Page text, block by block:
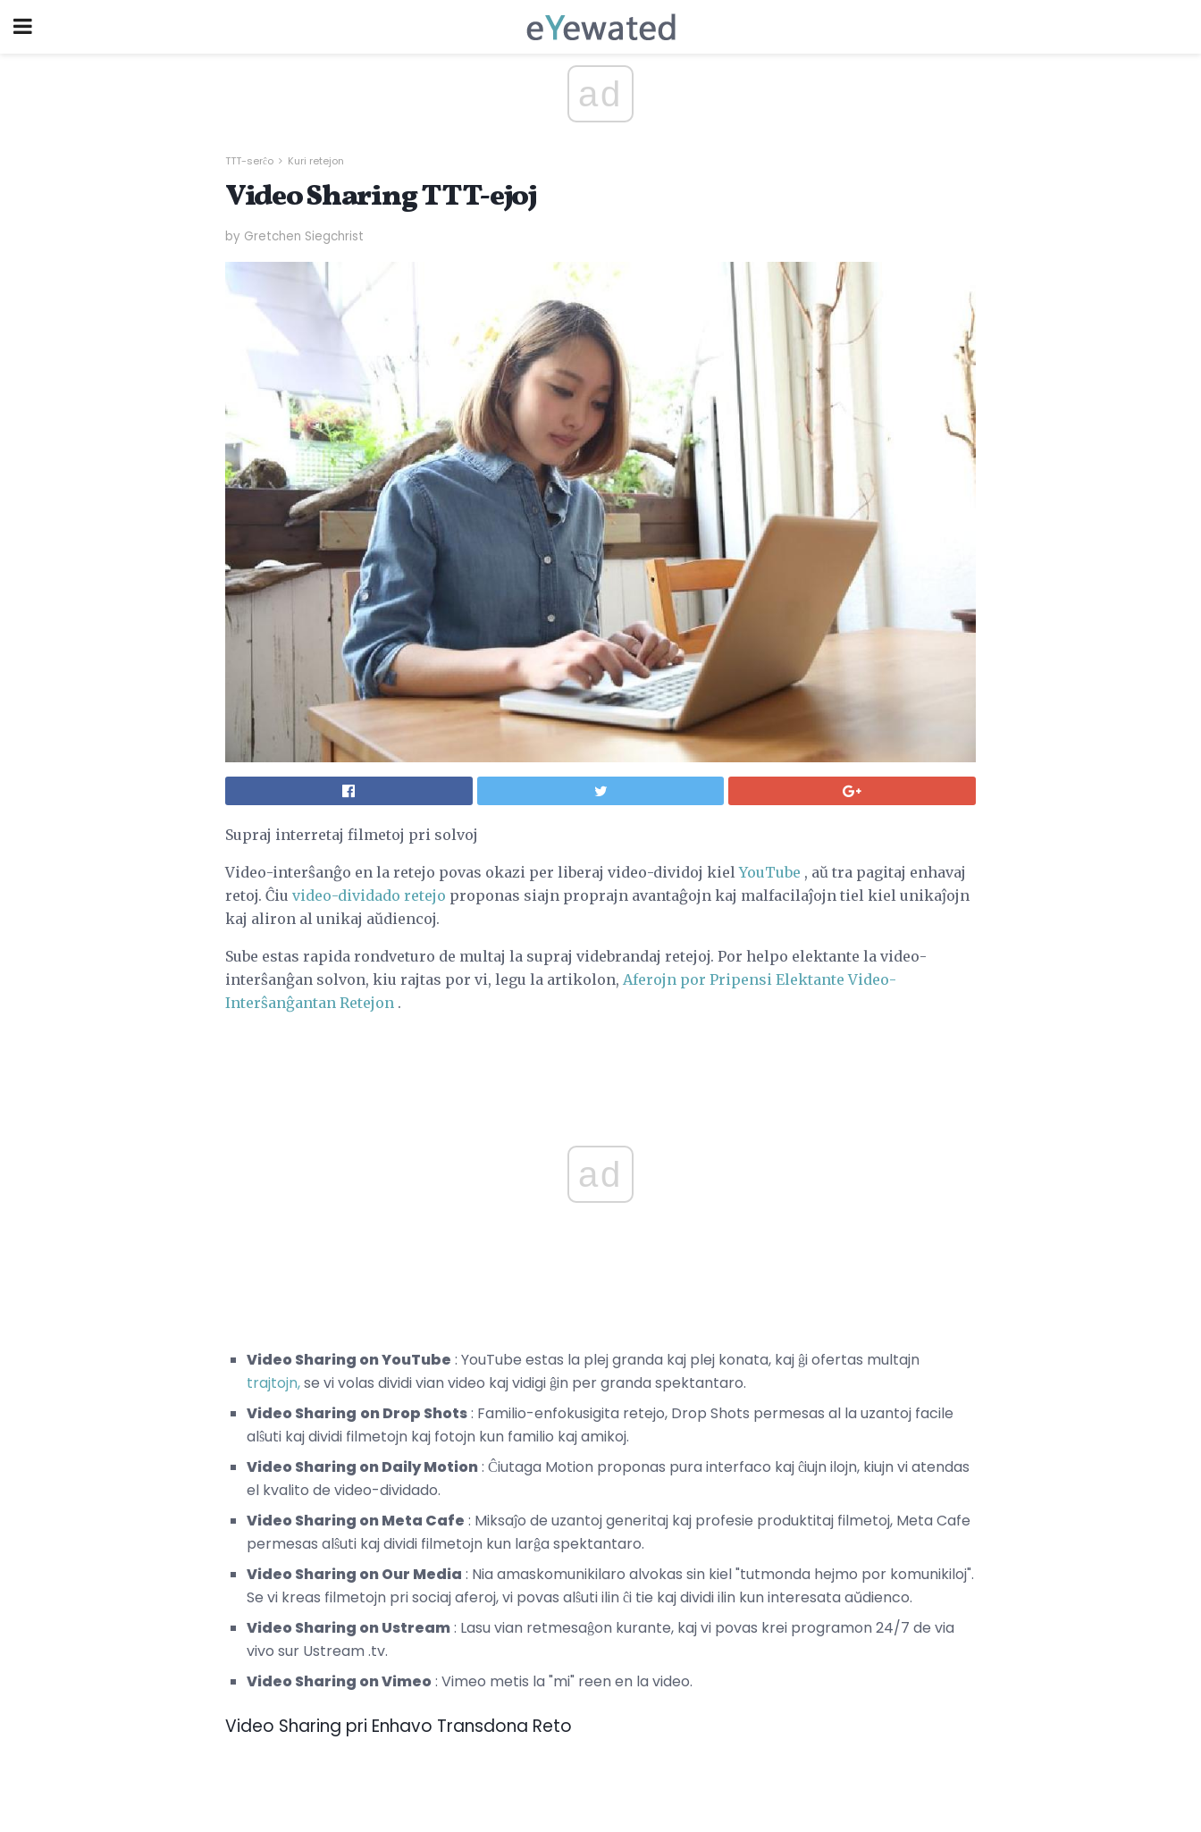
ad
TTT-serĉo Kuri retejon
Video Sharing TTT-ejoj
by Gretchen Siegchrist
Supraj interretaj filmetoj pri solvoj
Video-interŝanĝo en la retejo povas okazi per liberaj video-dividoj kielYouTube , aŭ tra pagitaj enhavaj
retoj. Ĉiu video-dividado retejo proponas siajn proprajn avantaĝojn kaj malfacilaĵojn tiel kiel unikaĵojn
kaj aliron al unikaj aŭdiencoj.
Sube estas rapida rondveturo de multaj la supraj videbrandaj retejoj. Por helpo elektante la video-
interŝanĝan solvon, kiu rajtas por vi, legu la artikolon, Aferojn por Pripensi Elektante Video-
Interŝanĝantan Retejon .
ad
Video Sharing on YouTube : YouTube estas la plej granda kaj plej konata, kaj ĝi ofertas multajn
trajtojn,se vi volas dividi vian video kaj vidigi ĝin per granda spektantaro.
Video Sharing on Drop Shots: Familio-enfokusigita retejo, Drop Shots permesas al la uzantoj facile
alŝuti kaj dividi filmetojn kaj fotojn kun familio kaj amikoj.
Video Sharing on Daily Motion: Ĉiutaga Motion proponas pura interfaco kaj ĉiujn ilojn, kiujn vi atendas
el kvalito de video-dividado.
Video Sharing on Meta Cafe : Miksaĵo de uzantoj generitaj kaj profesie produktitaj filmetoj, Meta Cafe
permesas alŝuti kaj dividi filmetojn kun larĝa spektantaro.
Video Sharing on Our Media : Nia amaskomunikilaro alvokas sin kiel "tutmonda hejmo por komunikiloj".
Se vi kreas filmetojn pri sociaj aferoj, vi povas alŝuti ilin ĉi tie kaj dividi ilin kun interesata aŭdienco.
Video Sharing on Ustream: Lasu vian retmesaĝon kurante, kaj vi povas krei programon 24/7 de via
vivo sur Ustream .tv.
Video Sharing on Vimeo: Vimeo metis la "mi" reen en la video.
Video Sharing pri Enhavo Transdona Reto